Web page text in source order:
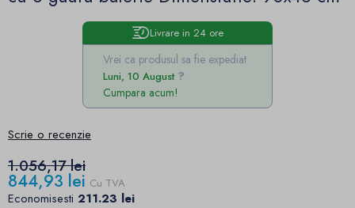
Livrare in 24 ore
Vrei ca produsul sa fie expediat
Luni, 10 August
Cumpara acum!
Scrie o recenzie
1.056,17 lei
844,93 lei Cu TVA
Economisesti 211.23 lei